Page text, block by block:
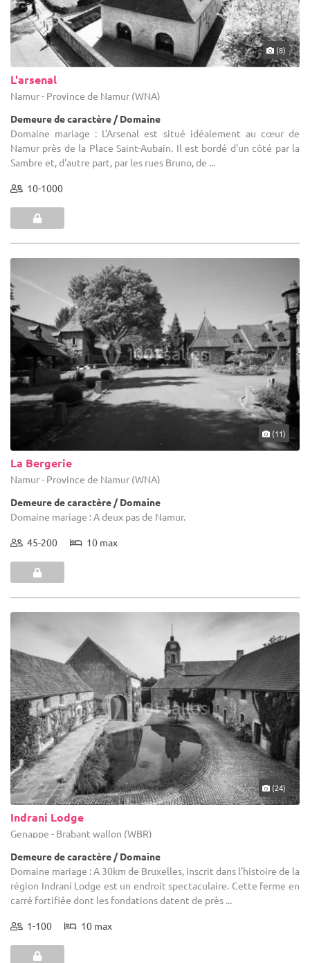
(8)
L'arsenal
Namur - Province de Namur (WNA)
Demeure de caractère / Domaine
Domaine mariage : L'Arsenal est situé idéalement au cœur de
Namur près de la Place Saint-Aubain. Il est bordé d'un côté par la
Sambre et, d'autre part, par les rues Bruno, de ...
10-1000
(11)
La Bergerie
Namur - Province de Namur (WNA)
Demeure de caractère / Domaine
Domaine mariage : A deux pas de Namur.
45-200 10 max
(24)
Indrani Lodge
Genappe - Brabant wallon (WBR)
Demeure de caractère / Domaine
Domaine mariage : A 30km de Bruxelles, inscrit dans l’histoire de la
région Indrani Lodge est un endroit spectaculaire. Cette ferme en
carré fortifiée dont les fondations datent de près ...
1-100 10 max